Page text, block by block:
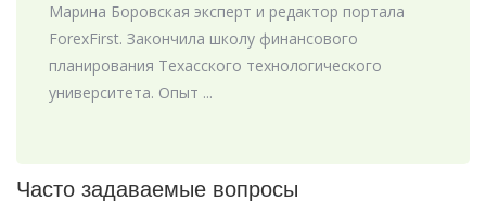
Марина Боровская эксперт и редактор портала
ForexFirst. Закончила школу финансового
планирования Техасского технологического
университета. Опыт ...
Часто задаваемые вопросы